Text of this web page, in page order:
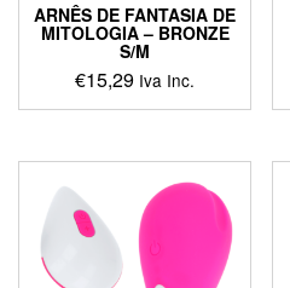
ARNÊS DE FANTASIA DE
MITOLOGIA – BRONZE
S/M
€15,29 Iva Inc.